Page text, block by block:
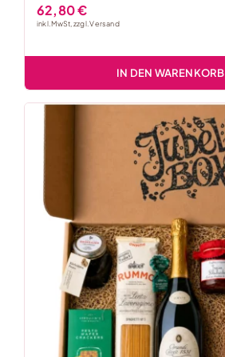
62,80€
inkl. MwSt, zzgl.Versand
IN DEN WARENKORB